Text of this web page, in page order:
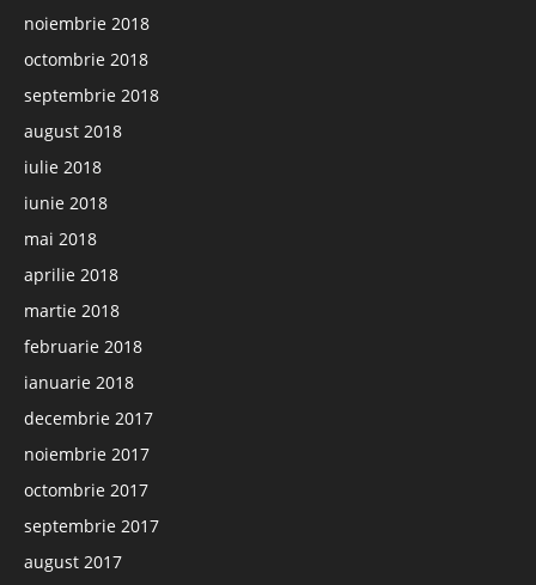
noiembrie 2018
octombrie 2018
septembrie 2018
august 2018
iulie 2018
iunie 2018
mai 2018
aprilie 2018
martie 2018
februarie 2018
ianuarie 2018
decembrie 2017
noiembrie 2017
octombrie 2017
septembrie 2017
august 2017